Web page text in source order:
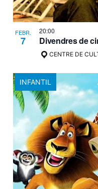
FEBR.
7
20:00
Divendres de
CENTRE DE
INFANTIL